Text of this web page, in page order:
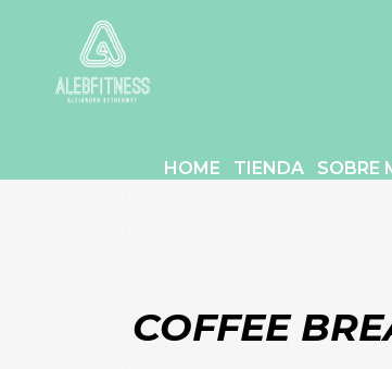
HOME TIENDA SOBRE
COFFEE